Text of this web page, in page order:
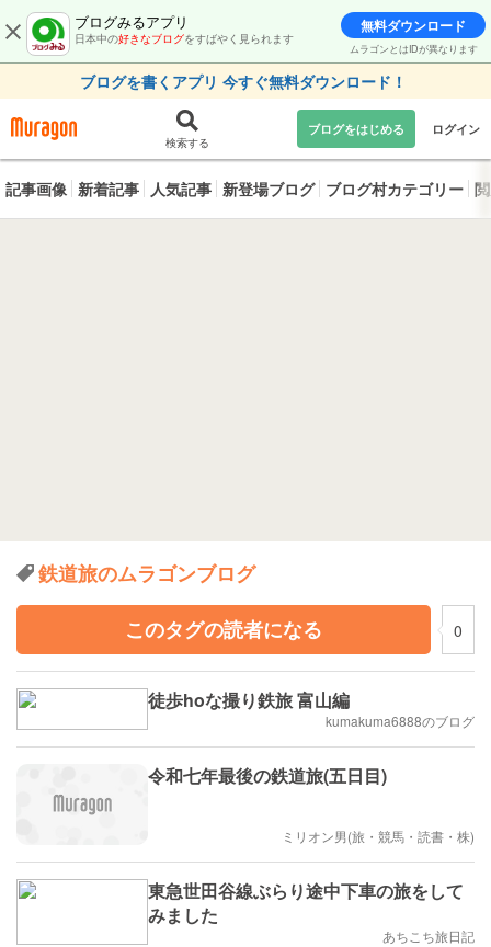
ブログみるアプリ
日本中の好きなブログをすばやく見られます
無料ダウンロード
ムラゴンとはIDが異なります
ブログを書くアプリ 今すぐ無料ダウンロード！
検索する
ブログをはじめる ログイン
記事画像 新着記事 人気記事 新登場ブログ ブログ村カテゴリー
鉄道旅のムラゴンブログ
このタグの読者になる
0
徒歩hoな撮り鉄旅 富山編
kumakuma6888のブログ
令和七年最後の鉄道旅(五日目)
ミリオン男(旅・競馬・読書・株)
東急世田谷線ぶらり途中下車の旅をして
みました
あちこち旅日記